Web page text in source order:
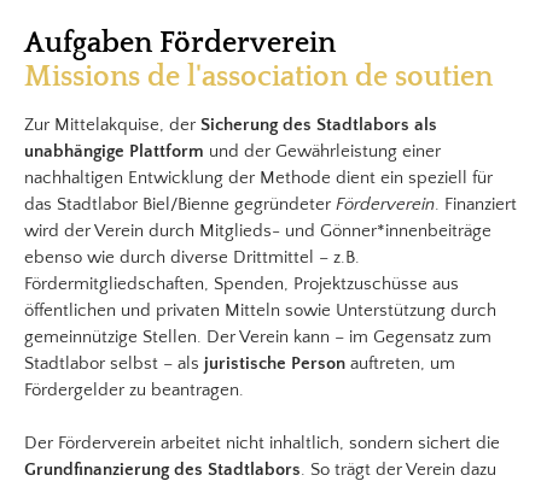
Aufgaben Förderverein
Missions de l'association de soutien
Zur Mittelakquise, der Sicherung des Stadtlabors als
unabhängige Plattform und der Gewährleistung einer
nachhaltigen Entwicklung der Methode dient ein speziell für
das Stadtlabor Biel/Bienne gegründeter Förderverein. Finanziert
wird der Verein durch Mitglieds- und Gönner*innenbeiträge
ebenso wie durch diverse Drittmittel – z.B.
Fördermitgliedschaften, Spenden, Projektzuschüsse aus
öffentlichen und privaten Mitteln sowie Unterstützung durch
gemeinnützige Stellen. Der Verein kann – im Gegensatz zum
Stadtlabor selbst – als juristische Person auftreten, um
Fördergelder zu beantragen.
Der Förderverein arbeitet nicht inhaltlich, sondern sichert die
Grundfinanzierung des Stadtlabors. So trägt der Verein dazu